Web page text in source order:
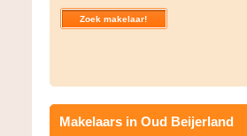
Makelaars in Oud Beijerland